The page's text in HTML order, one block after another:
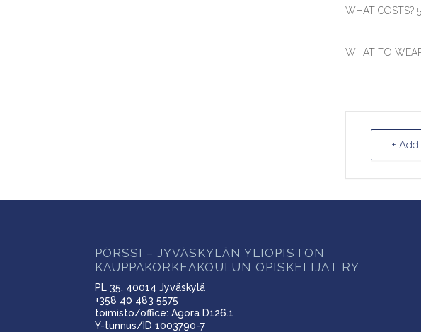
WHAT COSTS?
WHAT TO
+
PÖRSSI – JYVÄSKYLÄN YLIOPISTON
KAUPPAKORKEAKOULUN OPISKELIJAT RY
PL 35, 40014 Jyväskylä
+358 40 483 5575
toimisto/office: Agora D126.1
Y-tunnus/ID 1003790-7